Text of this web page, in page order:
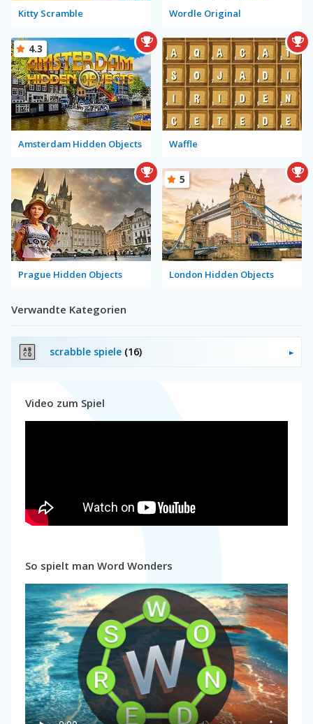
Kitty Scramble Wordle Original
Amsterdam Hidden Objects
4.3
Waffle
Prague Hidden Objects London Hidden Objects
5
Verwandte Kategorien
scrabble spiele (16)
Video zum Spiel
So spielt man Word Wonders